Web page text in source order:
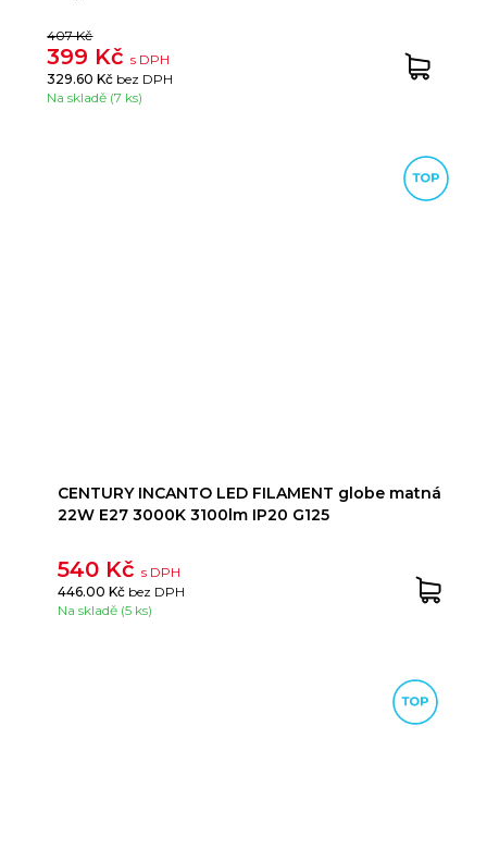
407 Kč
399 Kčs DPH
329.60 Kč bez DPH
Na skladě (7 ks)
CENTURY INCANTO LED FILAMENT globe matná
22W E27 3000K 3100lm IP20 G125
540 Kčs DPH
446.00 Kč bez DPH
Na skladě (5 ks)